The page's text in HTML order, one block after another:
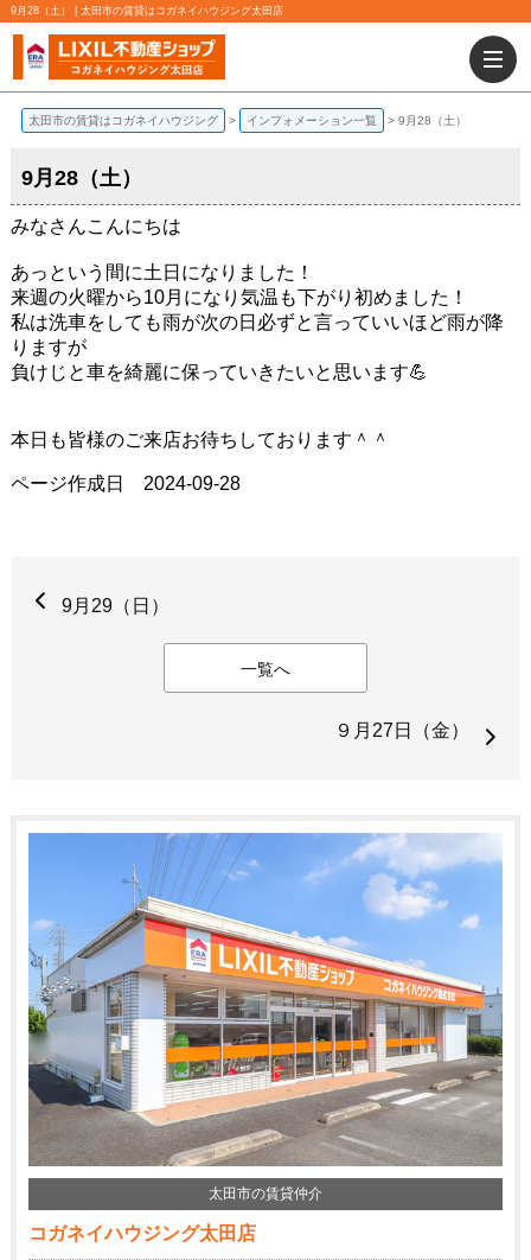
9月28（土） | 太田市の賃貸はコガネイハウジング太田店
太田市の賃貸はコガネイハウジング インフォメーション一覧 9月28（土）
9月28（土）
みなさんこんにちは
あっという間に土日になりました！
来週の火曜から10月になり気温も下がり初めました！
私は洗車をしても雨が次の日必ずと言っていいほど雨が降
りますが
負けじと車を綺麗に保っていきたいと思います💪
本日も皆様のご来店お待ちしております＾＾
ページ作成日 2024-09-28
9月29（日）
一覧へ
９月27日（金）
太田市の賃貸仲介
コガネイハウジング太田店